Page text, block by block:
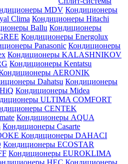
MDV Кондиционеры
Clima Кондиционеры Hitachi
Ballu Кондиционеры
Кондиционеры Energolux
Panasonic Кондиционеры
Кондиционеры KALASHNIKOV
Кондиционеры Kentatsu
AERONIK
Dahatsu Кондиционеры
Кондиционеры Midea
ULTIMA COMFORT
CENTEK
Кондиционеры AQUA
Кондиционеры Casarte
Кондиционеры DAHACI
Кондиционеры ECOSTAR
Кондиционеры EUROKLIMA
HEC Кондиционеры